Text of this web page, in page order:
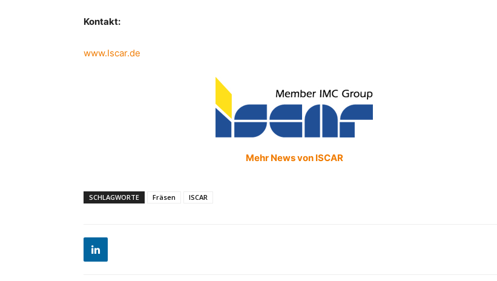
Kontakt:
www.Iscar.de
Mehr News von ISCAR
SCHLAGWORTE Fräsen ISCAR